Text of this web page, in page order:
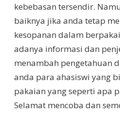
kebebasan tersendir.
baiknya jika anda tetap
kesopanan dalam
adanya informasi dan
menambah pengetahuan
anda para ahasiswi yang
pakaian yang seperti apa
Selamat mencoba dan